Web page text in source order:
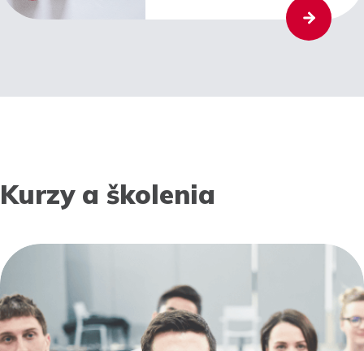
Kurzy a školenia